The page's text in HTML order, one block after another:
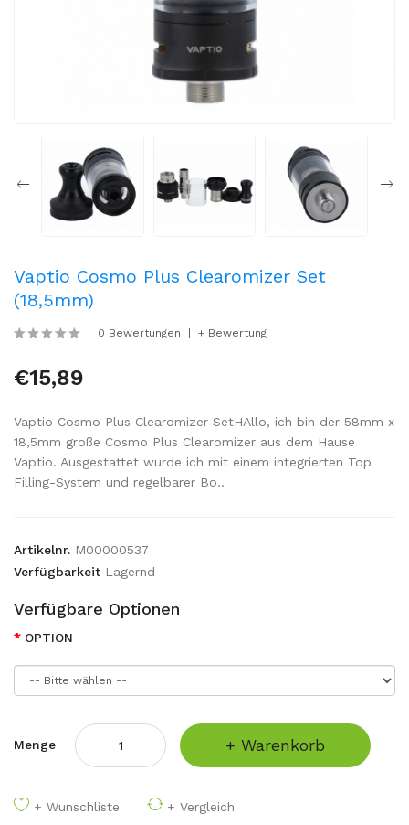
Vaptio Cosmo Plus Clearomizer Set
(18,5mm)
0 Bewertungen + Bewertung
€15,89
Vaptio Cosmo Plus Clearomizer SetHAllo, ich bin der 58mm x
18,5mm große Cosmo Plus Clearomizer aus dem Hause
Vaptio. Ausgestattet wurde ich mit einem integrierten Top
Filling-System und regelbarer Bo..
Artikelnr. M00000537
Verfügbarkeit Lagernd
Verfügbare Optionen
OPTION
Menge + Warenkorb
+ Wunschliste + Vergleich